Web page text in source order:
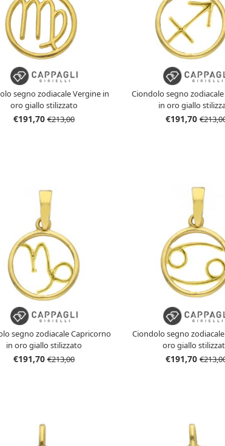
segno zodiacale Vergine in
oro giallo stilizzato
€191,70€213,00
Ciondolo segno
in oro giallo
€191,70
segno zodiacale Capricorno
in oro giallo stilizzato
€191,70€213,00
Ciondolo segno
oro giallo
€191,70